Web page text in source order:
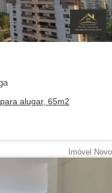
alugar, 65m2
Imóvel Novo